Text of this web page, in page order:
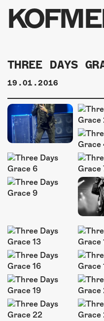
GALERIE
FOTOGALERIE
PHOTOMAT
INFOS
KONTAKT
ÜBER UNS
GÖNNEREI
SHOP
THREE DAYS
19.01.2016